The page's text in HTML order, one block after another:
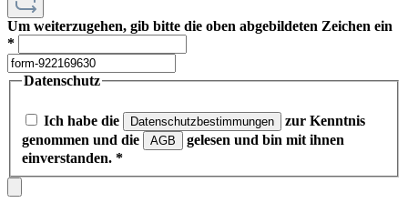
Um weiterzugehen, gib bitte die oben abgebildeten Zeichen ein
*
Datenschutz
Ich habe die Datenschutzbestimmungen
zur Kenntnis
genommen und die
AGB
gelesen und bin mit ihnen
einverstanden. *